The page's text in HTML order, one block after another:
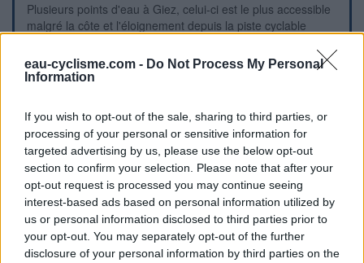
eau-cyclisme.com - Do Not Process My Personal
Information
If you wish to opt-out of the sale, sharing to third parties, or
processing of your personal or sensitive information for
targeted advertising by us, please use the below opt-out
section to confirm your selection. Please note that after your
opt-out request is processed you may continue seeing
interest-based ads based on personal information utilized by
us or personal information disclosed to third parties prior to
your opt-out. You may separately opt-out of the further
disclosure of your personal information by third parties on the
Plusieurs points d'eau à Giez, celui-ci est le plus accessible
malgré la côte et l'éloignement depuis la piste cyclable
est connue de nombreux cyclistes. Le + souvent les
cyclistes font une boucle depuis la piste cyclable pour venir
historique.
Repères visuels